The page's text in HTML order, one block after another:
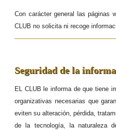
Con carácter general las páginas
CLUB no solicita ni recoge
Seguridad de la
EL CLUB le informa de que tiene
organizativas necesarias que
eviten su alteración, pérdida,
de la tecnología, la naturaleza